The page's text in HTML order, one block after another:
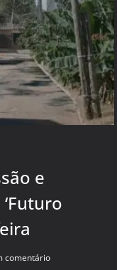
e
comentário